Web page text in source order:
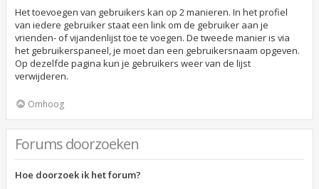
Het toevoegen van gebruikers kan op 2 manieren. In het profiel
van iedere gebruiker staat een link om de gebruiker aan je
vrienden- of vijandenlijst toe te voegen. De tweede manier is via
het gebruikerspaneel, je moet dan een gebruikersnaam opgeven.
Op dezelfde pagina kun je gebruikers weer van de lijst
verwijderen.
Omhoog
Forums doorzoeken
Hoe doorzoek ik het forum?